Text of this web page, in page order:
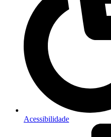
Acessibilidade